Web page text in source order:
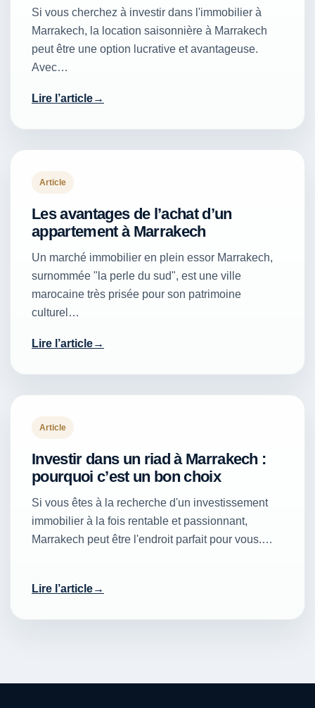
Si vous cherchez à investir dans l'immobilier à
Marrakech, la location saisonnière à Marrakech
peut être une option lucrative et avantageuse.
Avec…
Lire l’article
Article
Les avantages de l’achat d’un
appartement à Marrakech
Un marché immobilier en plein essor Marrakech,
surnommée "la perle du sud", est une ville
marocaine très prisée pour son patrimoine
culturel…
Lire l’article
Article
Investir dans un riad à Marrakech :
pourquoi c’est un bon choix
Si vous êtes à la recherche d'un investissement
immobilier à la fois rentable et passionnant,
Marrakech peut être l'endroit parfait pour vous.…
Lire l’article